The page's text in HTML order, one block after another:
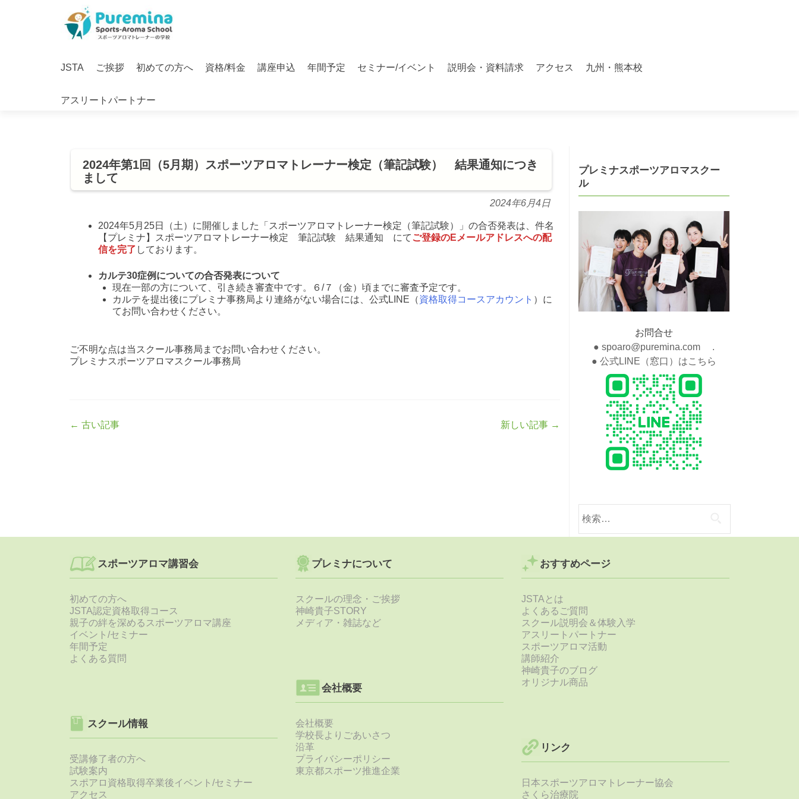
Menu
JSTA ご挨拶 初めての方へ 資格/料金 講座申込 年間予定 セミナー/イベント 説明会・資料請求 アクセス 九州・熊本校
アスリートパートナー
2024年第1回（5月期）スポーツアロマトレーナー検定（筆記試験） 結果通知につき
まして
2024年6月4日
2024年5月25日（土）に開催しました「スポーツアロマトレーナー検定（筆記試験）」の合否発表は、件名
【プレミナ】スポーツアロマトレーナー検定 筆記試験 結果通知 にて ご登録のEメールアドレスへの配
信を完了 しております。
カルテ30症例についての合否発表について
現在一部の方について、引き続き審査中です。６/７（金）頃までに審査予定です。
カルテを提出後にプレミナ事務局より連絡がない場合には、公式LINE（資格取得コースアカウント ）に
てお問い合わせください。
ご不明な点は当スクール事務局までお問い合わせください。
プレミナスポーツアロマスクール事務局
Post
← 古い記事 新しい記事 →
プレミナスポーツアロマスクー
ル
お問合せ
● spoaro@puremina.com .
● 公式LINE（窓口）はこちら
索:
スポーツアロマ講習会
初めての方へ
JSTA認定資格取得コース
親子の絆を深めるスポーツアロマ講座
イベント/セミナー
年間予定
よくある質問
スクール情報
受講修了者の方へ
試験案内
スポアロ資格取得卒業後イベント/セミナー
アクセス
プレミナについて
スクールの理念・ご挨拶
神崎貴子STORY
メディア・雑誌など
会社概要
会社概要
学校長よりごあいさつ
沿革
プライバシーポリシー
東京都スポーツ推進企業
おすすめページ
JSTAとは
よくあるご質問
スクール説明会＆体験入学
アスリートパートナー
スポーツアロマ活動
講師紹介
神崎貴子のブログ
オリジナル商品
リンク
日本スポーツアロマトレーナー協会
さくら治療院